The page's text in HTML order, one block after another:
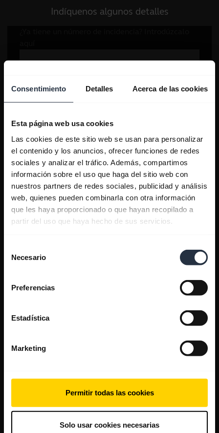
Consentimiento Detalles Acerca de las cookies
Esta página web usa cookies
Las cookies de este sitio web se usan para personalizar
el contenido y los anuncios, ofrecer funciones de redes
sociales y analizar el tráfico. Además, compartimos
información sobre el uso que haga del sitio web con
nuestros partners de redes sociales, publicidad y análisis
web, quienes pueden combinarla con otra información
que les haya proporcionado o que hayan recopilado a
partir del uso que haya hecho de sus servicios.
Necesario
Preferencias
Estadística
Marketing
Permitir todas las cookies
Solo usar cookies necesarias
Indíquenos algunos detalles